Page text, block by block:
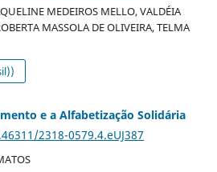
MEDEIROS MELLO, VALDÉIA
MASSOLA DE OLIVEIRA, TELMA
e a Alfabetização Solidária
2318-0579.4.eUJ387